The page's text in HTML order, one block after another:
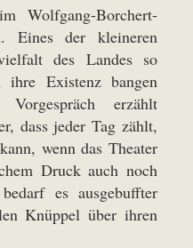
Wolfgang-Borchert-
Eines der kleineren
des Landes so
Existenz bangen
erzählt
dass jeder Tag zählt,
wenn das Theater
Druck auch noch
es ausgebuffter
Knüppel über ihren